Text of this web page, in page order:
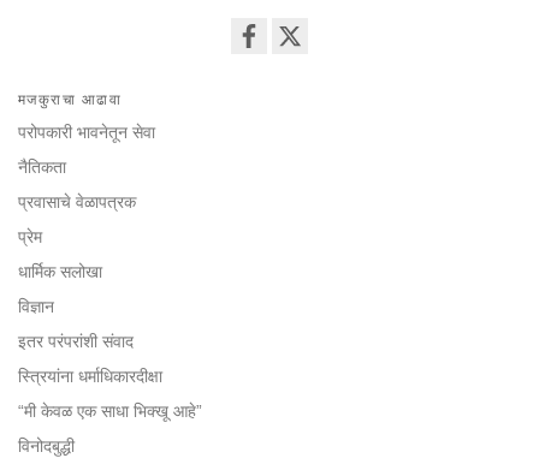
मजकुराचा आढावा
परोपकारी भावनेतून सेवा
नैतिकता
प्रवासाचे वेळापत्रक
प्रेम
धार्मिक सलोखा
विज्ञान
इतर परंपरांशी संवाद
स्त्रियांना धर्माधिकारदीक्षा
“मी केवळ एक साधा भिक्खू आहे”
विनोदबुद्धी